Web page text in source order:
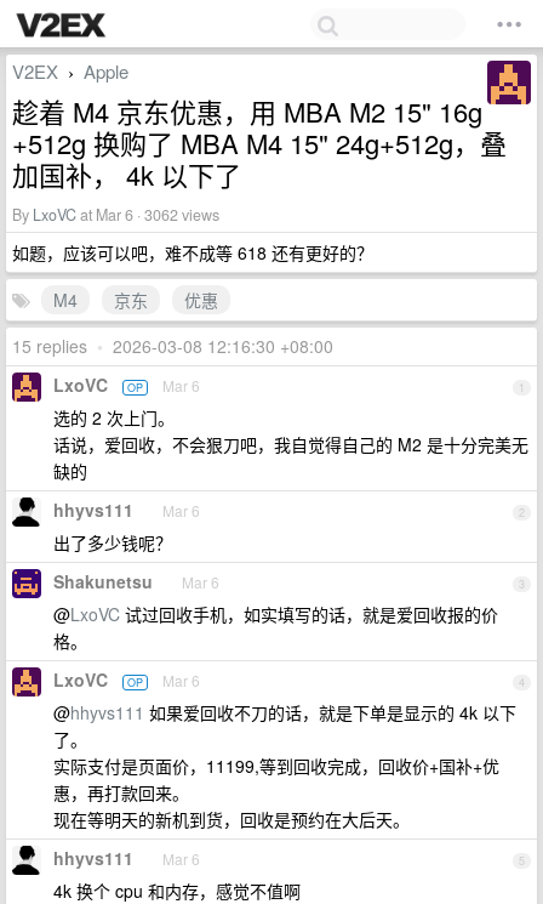
V2EX › Apple
趁着 M4 京东优惠，用 MBA M2 15" 16g
+512g 换购了 MBA M4 15" 24g+512g，叠
加国补， 4k 以下了
By LxoVCat Mar 6 · 3062 views
如题，应该可以吧，难不成等 618 还有更好的？
M4
京东
优惠
15 replies • 2026-03-08 12:16:30 +08:00
1
LxoVC OP Mar 6
选的 2 次上门。
话说，爱回收，不会狠刀吧，我自觉得自己的 M2 是十分完美无
缺的
2
hhyvs111 Mar 6
出了多少钱呢？
3
Shakunetsu Mar 6
@LxoVC 试过回收手机，如实填写的话，就是爱回收报的价
格。
4
LxoVC OP Mar 6
@hhyvs111 如果爱回收不刀的话，就是下单是显示的 4k 以下
了。
实际支付是页面价，11199,等到回收完成，回收价+国补+优
惠，再打款回来。
现在等明天的新机到货，回收是预约在大后天。
5
hhyvs111 Mar 6
4k 换个 cpu 和内存，感觉不值啊